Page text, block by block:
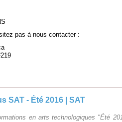
pas à nous contacter :
SAT - Été 2016 | SAT
en arts technologiques "Été